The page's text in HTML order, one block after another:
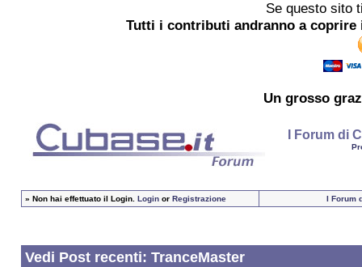
Se questo sito
Tutti i contributi andranno a
Un grosso
I Forum di
» Non hai effettuato il Login. Loginor Registrazione I Forum
Vedi Post recenti: TranceMaster